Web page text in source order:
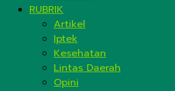
RUBRIK
Artikel
Iptek
Kesehatan
Lintas Daerah
Opini